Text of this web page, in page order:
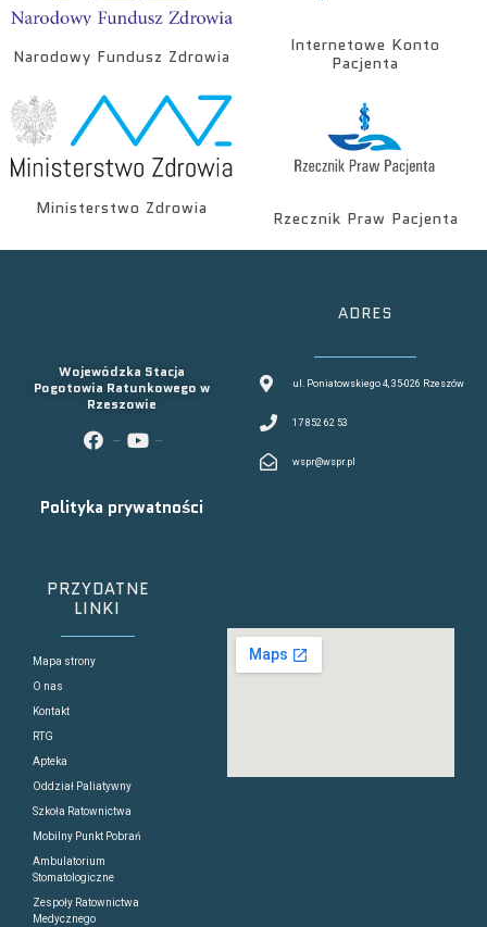
Narodowy Fundusz Zdrowia
Internetowe Konto
Pacjenta
Ministerstwo Zdrowia
Rzecznik Praw Pacjenta
Wojewódzka Stacja
Pogotowia Ratunkowego w
Rzeszowie
Polityka prywatności
ADRES
ul. Poniatowskiego 4, 35-026 Rzeszów
17 852 62 53
wspr@wspr.pl
PRZYDATNE
LINKI
Mapa strony
O nas
Kontakt
RTG
Apteka
Oddział Paliatywny
Szkoła Ratownictwa
Mobilny Punkt Pobrań
Ambulatorium
Stomatologiczne
Zespoły Ratownictwa
Medycznego